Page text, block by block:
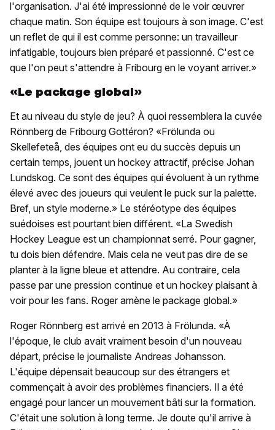
l'organisation. J'ai été impressionné de le voir œuvrer
chaque matin. Son équipe est toujours à son image. C'est
un reflet de qui il est comme personne: un travailleur
infatigable, toujours bien préparé et passionné. C'est ce
que l'on peut s'attendre à Fribourg en le voyant arriver.»
«Le package global»
Et au niveau du style de jeu? À quoi ressemblera la cuvée
Rönnberg de Fribourg Gottéron? «Frölunda ou
Skellefeteå, des équipes ont eu du succès depuis un
certain temps, jouent un hockey attractif, précise Johan
Lundskog. Ce sont des équipes qui évoluent à un rythme
élevé avec des joueurs qui veulent le puck sur la palette.
Bref, un style moderne.» Le stéréotype des équipes
suédoises est pourtant bien différent. «La Swedish
Hockey League est un championnat serré. Pour gagner,
tu dois bien défendre. Mais cela ne veut pas dire de se
planter à la ligne bleue et attendre. Au contraire, cela
passe par une pression continue et un hockey plaisant à
voir pour les fans. Roger amène le package global.»
Roger Rönnberg est arrivé en 2013 à Frölunda. «À
l'époque, le club avait vraiment besoin d'un nouveau
départ, précise le journaliste Andreas Johansson.
L'équipe dépensait beaucoup sur des étrangers et
commençait à avoir des problèmes financiers. Il a été
engagé pour lancer un mouvement bâti sur la formation.
C'était une solution à long terme. Je doute qu'il arrive à